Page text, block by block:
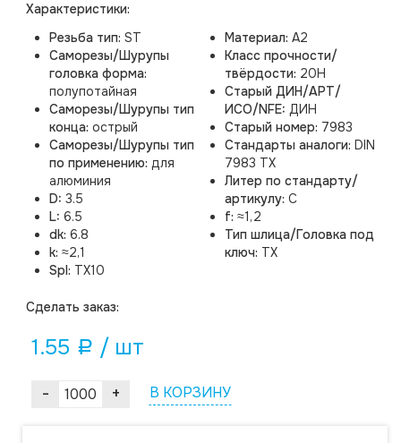
Характеристики:
Резьба тип: ST
Саморезы/Шурупы
головка форма:
полупотайная
Саморезы/Шурупы тип
конца: острый
Саморезы/Шурупы тип
по применению: для
алюминия
D: 3.5
L: 6.5
dk: 6.8
k: ≈2,1
Spl: TX10
Материал: A2
Класс прочности/
твёрдости: 20H
Старый ДИН/АРТ/
ИСО/NFE: ДИН
Старый номер: 7983
Стандарты аналоги: DIN
7983 TX
Литер по стандарту/
артикулу: C
f: ≈1,2
Тип шлица/Головка под
ключ: TX
Cделать заказ:
1.55 a / шт
- + В КОРЗИНУ